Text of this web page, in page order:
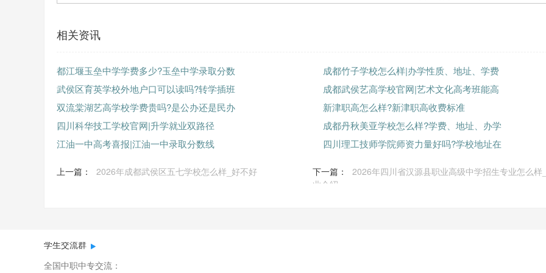
相关资讯
都江堰玉垒中学学费多少?玉垒中学录取分数
成都竹子学校怎么样|办学性质、地址、学费
武侯区育英学校外地户口可以读吗?转学插班
成都武侯艺高学校官网|艺术文化高考班能高
双流棠湖艺高学校学费贵吗?是公办还是民办
新津职高怎么样?新津职高收费标准
四川科华技工学校官网|升学就业双路径
成都丹秋美亚学校怎么样?学费、地址、办学
江油一中高考喜报|江油一中录取分数线
四川理工技师学院师资力量好吗?学校地址在
上一篇： 2026年成都武侯区五七学校怎么样_好不好 下一篇：
2026年四川省汉源县职业高级中学招生专业怎么样
业介绍
学生交流群
全国中职中专交流：